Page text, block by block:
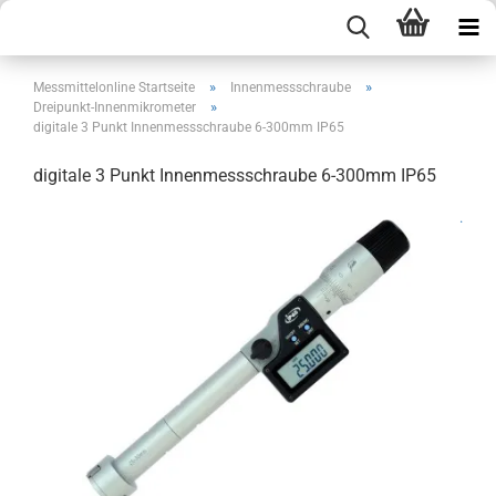
Messmittelonline Startseite » Innenmessschraube »
Dreipunkt-Innenmikrometer »
digitale 3 Punkt Innenmessschraube 6-300mm IP65
digitale 3 Punkt Innenmessschraube 6-300mm IP65
.